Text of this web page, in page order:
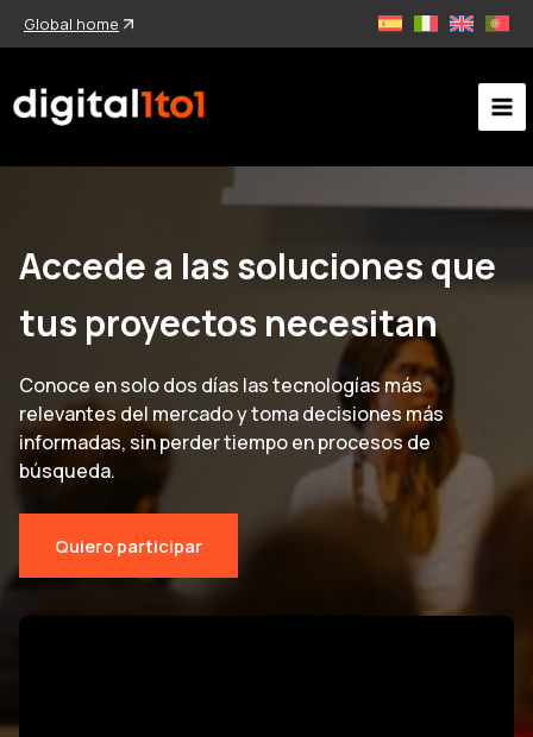
Global home
Accede a las soluciones que
tus proyectos necesitan
Conoce en solo dos días las tecnologías más
relevantes del mercado y toma decisiones más
informadas, sin perder tiempo en procesos de
búsqueda.
Quiero participar